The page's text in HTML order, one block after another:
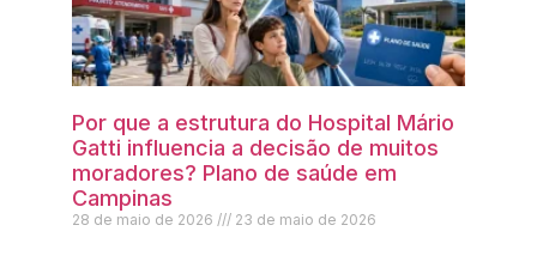
Por que a estrutura do Hospital Mário
Gatti influencia a decisão de muitos
moradores? Plano de saúde em
Campinas
28 de maio de 2026 23 de maio de 2026